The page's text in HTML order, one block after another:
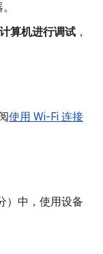
算机进行调试 ，
使用 Wi-Fi 连接
）中，使用设备